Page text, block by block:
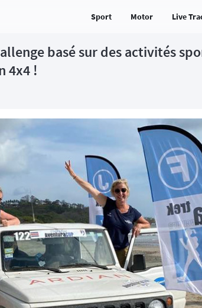
Sport Motor Live
basé sur des activités
4x4 !